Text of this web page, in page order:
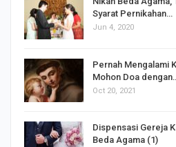
Syarat Pernikahan…
Jun 4, 2020
Pernah Mengalami
Mohon Doa
Oct 20, 2021
Dispensasi Gereja
Beda Agama (1)